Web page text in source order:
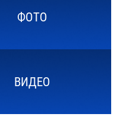
ФОТО
ВИДЕО